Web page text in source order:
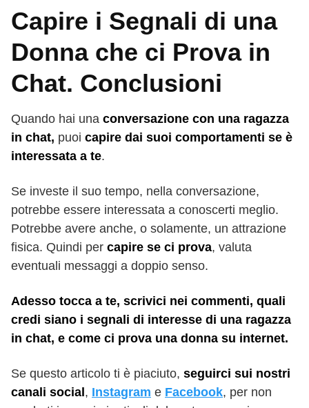
Capire i Segnali di una
Donna che ci Prova in
Chat. Conclusioni
Quando hai una conversazione con una ragazza
in chat, puoi capire dai suoi comportamenti se è
interessata a te.
Se investe il suo tempo, nella conversazione,
potrebbe essere interessata a conoscerti meglio.
Potrebbe avere anche, o solamente, un attrazione
fisica. Quindi per capire se ci prova, valuta
eventuali messaggi a doppio senso.
Adesso tocca a te, scrivici nei commenti, quali
credi siano i segnali di interesse di una ragazza
in chat, e come ci prova una donna su internet.
Se questo articolo ti è piaciuto, seguirci sui nostri
canali social , Instagram e Facebook, per non